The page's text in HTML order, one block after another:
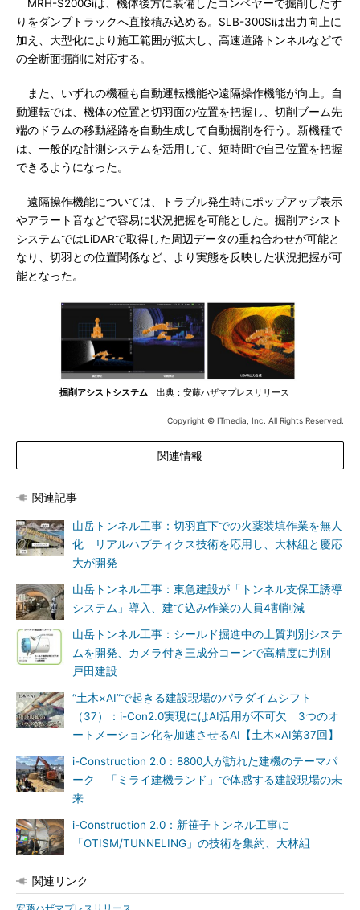
MRH-S200Giは、機体後方に装備したコンベヤーで掘削したず
りをダンプトラックへ直接積み込める。SLB-300Siは出力向上に
加え、大型化により施工範囲が拡大し、高速道路トンネルなどで
の全断面掘削に対応する。
また、いずれの機種も自動運転機能や遠隔操作機能が向上。自
動運転では、機体の位置と切羽面の位置を把握し、切削ブーム先
端のドラムの移動経路を自動生成して自動掘削を行う。新機種で
は、一般的な計測システムを活用して、短時間で自己位置を把握
できるようになった。
遠隔操作機能については、トラブル発生時にポップアップ表示
やアラート音などで容易に状況把握を可能とした。掘削アシスト
システムではLiDARで取得した周辺データの重ね合わせが可能と
なり、切羽との位置関係など、より実態を反映した状況把握が可
能となった。
掘削アシストシステム 出典：安藤ハザマプレスリリース
Copyright © ITmedia, Inc. All Rights Reserved.
関連情報
関連記事
山岳トンネル工事：切羽直下での火薬装填作業を無人
化 リアルハプティクス技術を応用し、大林組と慶応
大が開発
山岳トンネル工事：東急建設が「トンネル支保工誘導
システム」導入、建て込み作業の人員4割削減
山岳トンネル工事：シールド掘進中の土質判別システ
ムを開発、カメラ付き三成分コーンで高精度に判別
戸田建設
“土木×AI”で起きる建設現場のパラダイムシフト
（37）：i-Con2.0実現にはAI活用が不可欠 3つのオ
ートメーション化を加速させるAI【土木×AI第37回】
i-Construction 2.0：8800人が訪れた建機のテーマパ
ーク 「ミライ建機ランド」で体感する建設現場の未
来
i-Construction 2.0：新笹子トンネル工事に
「OTISM/TUNNELING」の技術を集約、大林組
関連リンク